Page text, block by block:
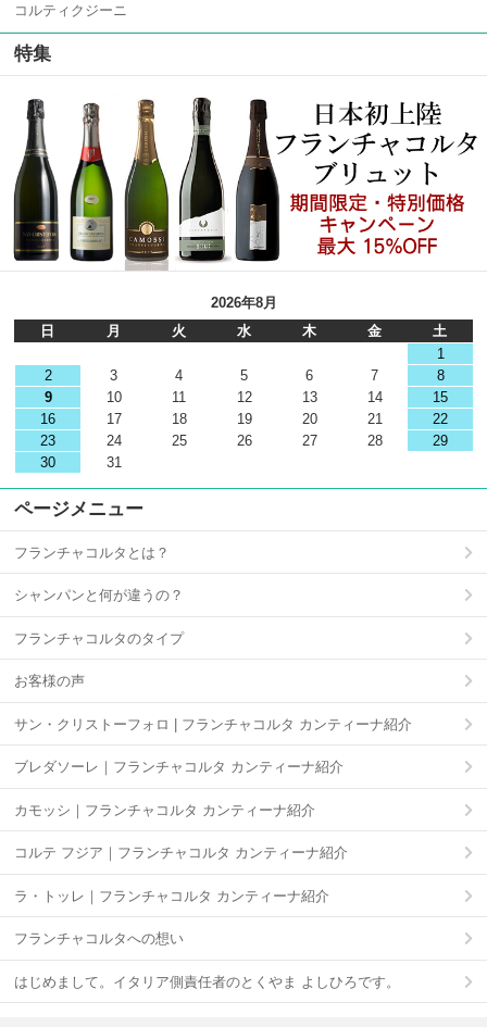
コルティクジーニ
特集
2026年8月
日
月 火 水 木 金
土
1
2
3 4 5 6 7
8
9
10 11 12 13 14
15
16
17 18 19 20 21
22
23
24 25 26 27 28
29
30
31
ページメニュー
フランチャコルタとは？
シャンパンと何が違うの？
フランチャコルタのタイプ
お客様の声
サン・クリストーフォロ | フランチャコルタ カンティーナ紹介
ブレダソーレ｜フランチャコルタ カンティーナ紹介
カモッシ｜フランチャコルタ カンティーナ紹介
コルテ フジア｜フランチャコルタ カンティーナ紹介
ラ・トッレ｜フランチャコルタ カンティーナ紹介
フランチャコルタへの想い
はじめまして。イタリア側責任者のとくやま よしひろです。